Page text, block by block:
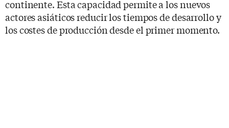
continente. Esta capacidad permite a los nuevos
actores asiáticos reducir los tiempos de desarrollo y
los costes de producción desde el primer momento.